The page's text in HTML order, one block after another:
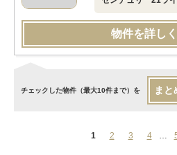
物件を詳し
チェックした物件（最大10件まで）を ま
1 2 3 4 …